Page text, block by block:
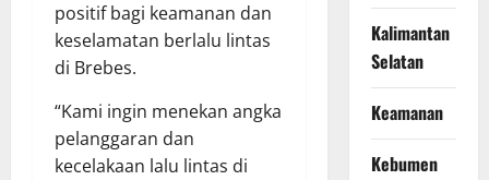
positif bagi keamanan dan
keselamatan berlalu lintas
di Brebes.
“Kami ingin menekan angka
pelanggaran dan
kecelakaan lalu lintas di
Kalimantan
Selatan
Keamanan
Kebumen